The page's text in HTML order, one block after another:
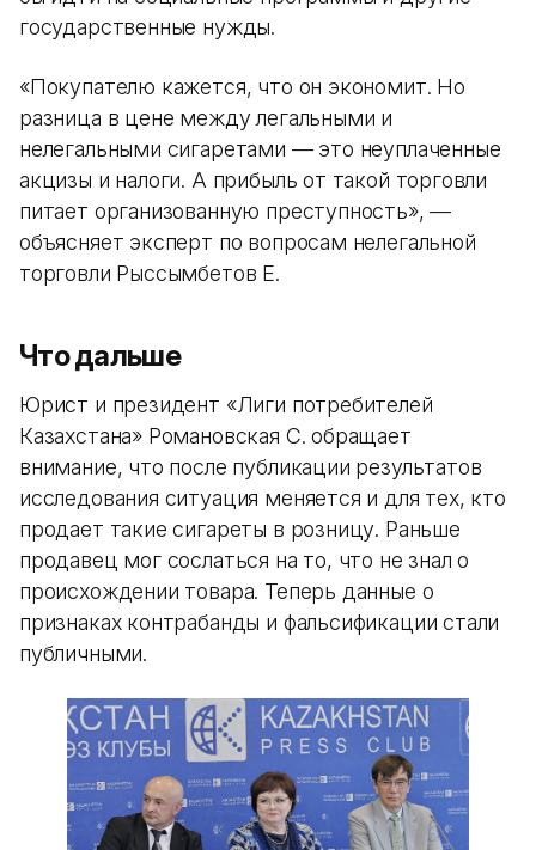
государственные нужды.
«Покупателю кажется, что он экономит. Но
разница в цене между легальными и
нелегальными сигаретами — это неуплаченные
акцизы и налоги. А прибыль от такой торговли
питает организованную преступность», —
объясняет эксперт по вопросам нелегальной
торговли Рыссымбетов Е.
Что дальше
Юрист и президент «Лиги потребителей
Казахстана» Романовская С. обращает
внимание, что после публикации результатов
исследования ситуация меняется и для тех, кто
продает такие сигареты в розницу. Раньше
продавец мог сослаться на то, что не знал о
происхождении товара. Теперь данные о
признаках контрабанды и фальсификации стали
публичными.